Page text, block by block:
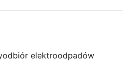
odbiór elektroodpadów